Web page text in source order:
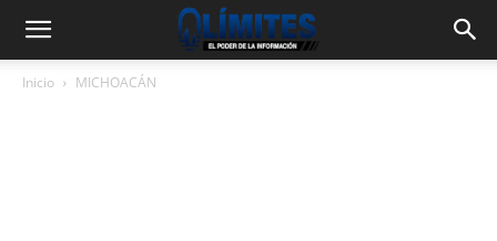
Inicio MICHOACÁN